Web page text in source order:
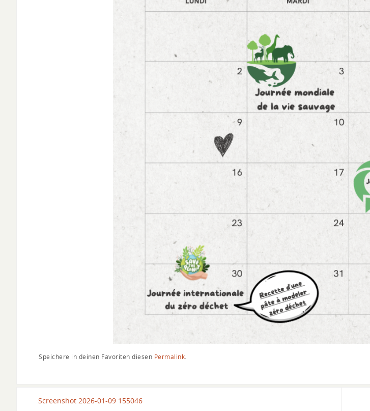
Speichere in deinen Favoriten diesen Permalink
Screenshot 2026-01-09 155046